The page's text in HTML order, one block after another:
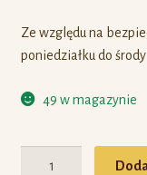
Ze względu na
poniedziałku do środy
49 w magazynie